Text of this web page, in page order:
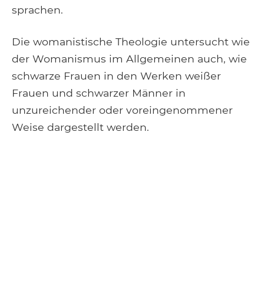
sprachen.
Die womanistische Theologie untersucht wie
der Womanismus im Allgemeinen auch, wie
schwarze Frauen in den Werken weißer
Frauen und schwarzer Männer in
unzureichender oder voreingenommener
Weise dargestellt werden.